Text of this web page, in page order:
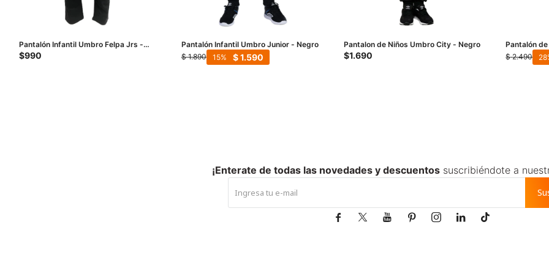
Pantalón Infantil Umbro Felpa Jrs -
Negro
$990
Pantalón Infantil Umbro Junior - Negro
$ 1.890 $1.590
15
Pantalon de Niños Umbro City - Negro
$1.690
Pantalón
$ 2.490 28
¡Enterate de todas las novedades y descuentossuscribiéndote a
      